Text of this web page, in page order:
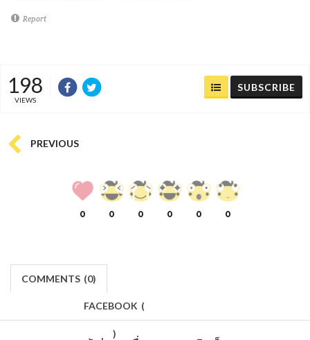
Report
198
VIEWS
SUBSCRIBE
PREVIOUS
0 0 0 0 0 0
COMMENTS (0)
FACEBOOK (
)